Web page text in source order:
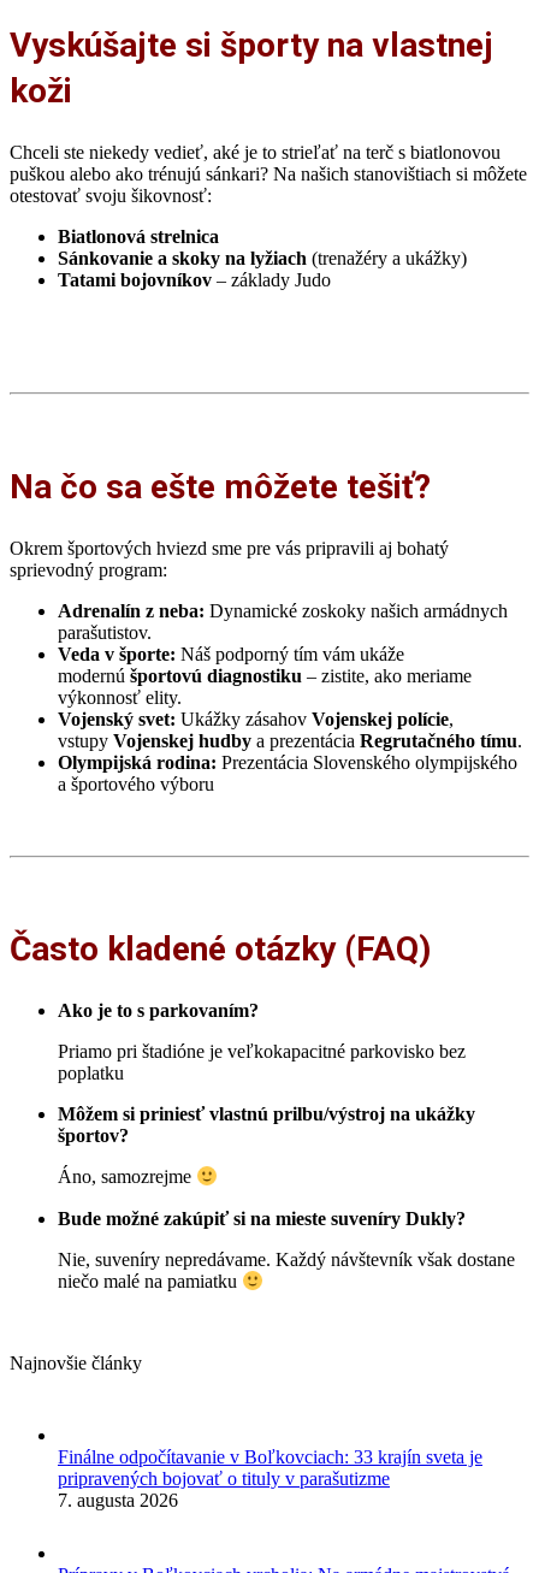
Vyskúšajte si športy na vlastnej
koži
Chceli ste niekedy vedieť, aké je to strieľať na terč s biatlonovou
puškou alebo ako trénujú sánkari? Na našich stanovištiach si môžete
otestovať svoju šikovnosť:
Biatlonová strelnica
Sánkovanie a skoky na lyžiach (trenažéry a ukážky)
Tatami bojovníkov – základy Judo
Na čo sa ešte môžete tešiť?
Okrem športových hviezd sme pre vás pripravili aj bohatý
sprievodný program:
Adrenalín z neba: Dynamické zoskoky našich armádnych
parašutistov.
Veda v športe: Náš podporný tím vám ukáže
modernú športovú diagnostiku – zistite, ako meriame
výkonnosť elity.
Vojenský svet: Ukážky zásahov Vojenskej polície,
vstupy Vojenskej hudby a prezentácia Regrutačného tímu.
Olympijská rodina: Prezentácia Slovenského olympijského
a športového výboru
Často kladené otázky (FAQ)
Ako je to s parkovaním?
Priamo pri štadióne je veľkokapacitné parkovisko bez
poplatku
Môžem si priniesť vlastnú prilbu/výstroj na ukážky
športov?
Áno, samozrejme
Bude možné zakúpiť si na mieste suveníry Dukly?
Nie, suveníry nepredávame. Každý návštevník však dostane
niečo malé na pamiatku
Najnovšie články
Finálne odpočítavanie v Boľkovciach: 33 krajín sveta je
pripravených bojovať o tituly v parašutizme
7. augusta 2026